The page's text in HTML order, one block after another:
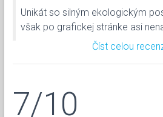
Unikát so silným ekologickým
však po grafickej stránke asi
Číst celou
7/10